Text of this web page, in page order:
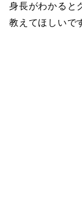
身長がわかると
教えてほしいで